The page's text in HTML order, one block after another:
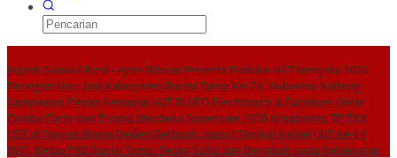
Bupati Samsul Rizal Lepas Ribuan Peserta Funbike HST Menyala 2026
Peringati Hari Jadi Kabupaten Barito Timur Ke-24, Gubernur Kalteng
Sampaikan Pesan Semarak HUT RI UFO Electronics & Furniture Gelar
Zumba Party dan Promo Merdeka Supersale 2026Kreativitas TP PKK
HST di Tangan Mama Deden Berbuah Juara I Tingkat KalselHUT ke-14
IWO, Ketua PWI Barito Timur: Tetap Solid dan Berpihak pada Kebenaran